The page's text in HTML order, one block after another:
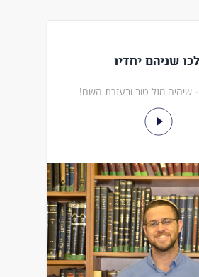
שניהם יחדיו
שיהיה מזל טוב ובעזרת השם!